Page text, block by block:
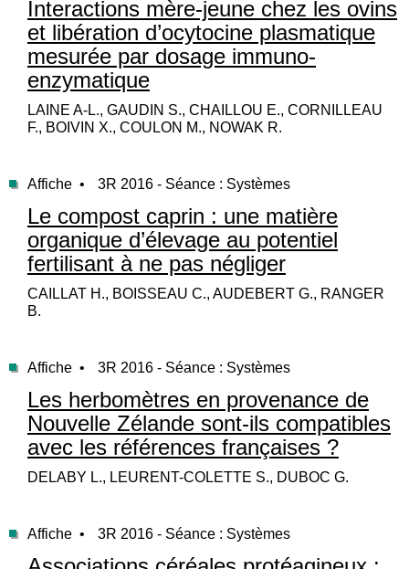
Interactions mère-jeune chez les ovins
et libération d’ocytocine plasmatique
mesurée par dosage immuno-
enzymatique
LAINE A-L., GAUDIN S., CHAILLOU E., CORNILLEAU
F., BOIVIN X., COULON M., NOWAK R.
Affiche • 3R 2016 - Séance : Systèmes
Le compost caprin : une matière
organique d’élevage au potentiel
fertilisant à ne pas négliger
CAILLAT H., BOISSEAU C., AUDEBERT G., RANGER
B.
Affiche • 3R 2016 - Séance : Systèmes
Les herbomètres en provenance de
Nouvelle Zélande sont-ils compatibles
avec les références françaises ?
DELABY L., LEURENT-COLETTE S., DUBOC G.
Affiche • 3R 2016 - Séance : Systèmes